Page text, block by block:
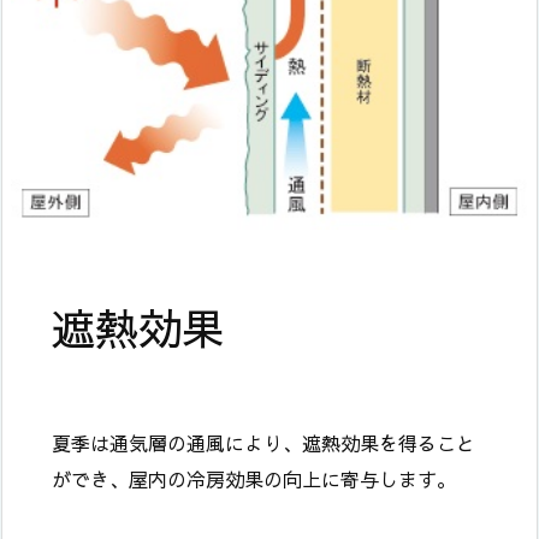
遮熱効果
夏季は通気層の通風により、遮熱効果を得ること
ができ、屋内の冷房効果の向上に寄与します。